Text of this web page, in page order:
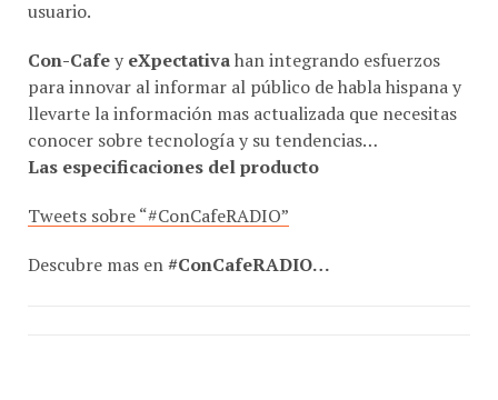
para innovar al informar al público de habla hispana y
llevarte la información mas actualizada que necesitas
conocer sobre tecnología y su tendencias…
Las especificaciones del producto